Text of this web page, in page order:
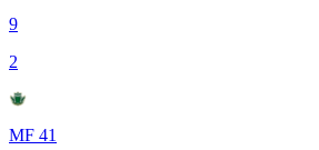
9
2
MF 41